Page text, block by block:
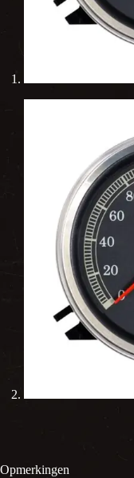
Opmerkingen